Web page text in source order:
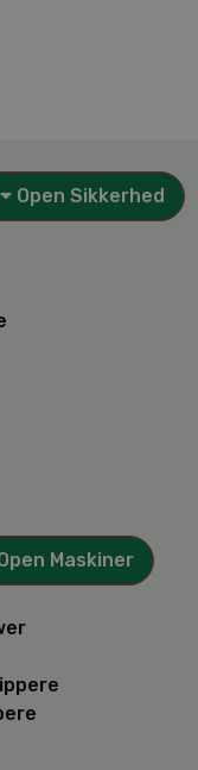
Open Sikkerhed
Maskiner